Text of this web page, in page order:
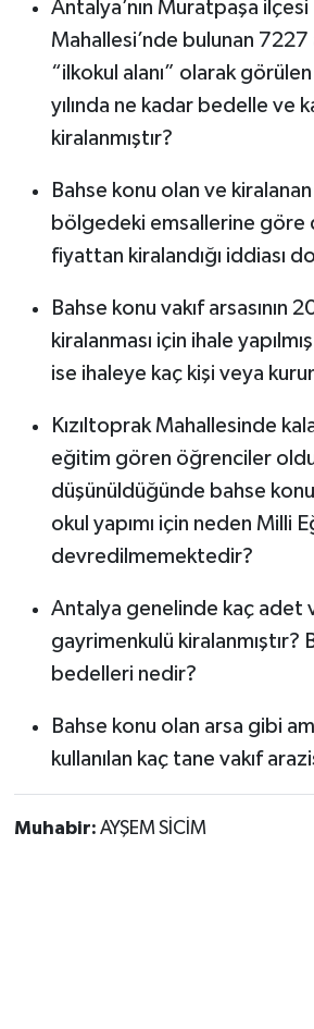
Antalya’nın Muratpaşa ilçesi
Mahallesi’nde bulunan
“ilkokul alanı” olarak
yılında ne kadar bedelle ve
kiralanmıştır?
Bahse konu olan ve kiralanan
bölgedeki emsallerine göre
fiyattan kiralandığı iddiası
Bahse konu vakıf arsasının
kiralanması için ihale yapılmış
ise ihaleye kaç kişi veya
Kızıltoprak Mahallesinde
eğitim gören öğrenciler
düşünüldüğünde bahse konu
okul yapımı için neden Milli
devredilmemektedir?
Antalya genelinde kaç adet
gayrimenkulü kiralanmıştır?
bedelleri nedir?
Bahse konu olan arsa gibi
kullanılan kaç tane vakıf
Muhabir: AYŞEM SİCİM